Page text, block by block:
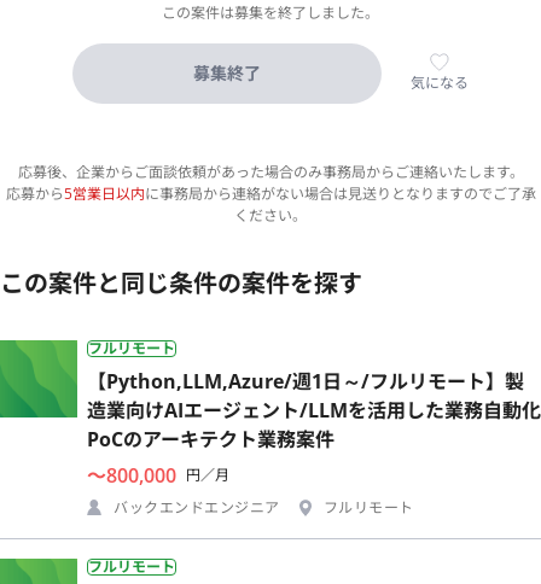
この案件は募集を終了しました。
募集終了 気になる
応募後、企業からご面談依頼があった場合のみ事務局からご連絡いたします。
応募から5営業日以内に事務局から連絡がない場合は見送りとなりますのでご了承
ください。
この案件と同じ条件の案件を探す
フルリモート
【Python,LLM,Azure/週1日～/フルリモート】製
造業向けAIエージェント/LLMを活用した業務自動化
PoCのアーキテクト業務案件
〜800,000 円／月
バックエンドエンジニア
フルリモート
フルリモート